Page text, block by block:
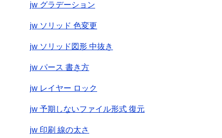
jw グラデーション
jw ソリッド 色変更
jw ソリッド図形 中抜き
jw パース 書き方
jw レイヤー ロック
jw 予期しないファイル形式 復元
jw 印刷 線の太さ